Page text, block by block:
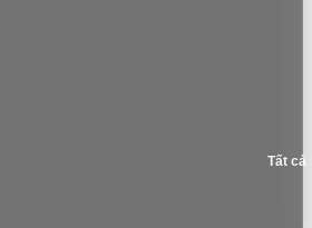
Tất cả